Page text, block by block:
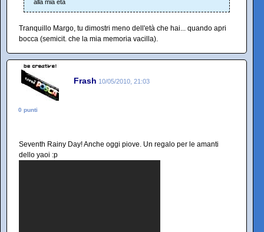
alla mia età
Tranquillo Margo, tu dimostri meno dell'età che hai... quando apri
bocca (semicit. che la mia memoria vacilla).
Frash 10/05/2010, 21:03
0 punti
Seventh Rainy Day! Anche oggi piove. Un regalo per le amanti
dello yaoi :p